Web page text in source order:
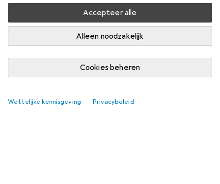
Accepteer alle
Alleen noodzakelijk
Cookies beheren
Wettelijke kennisgeving Privacybeleid